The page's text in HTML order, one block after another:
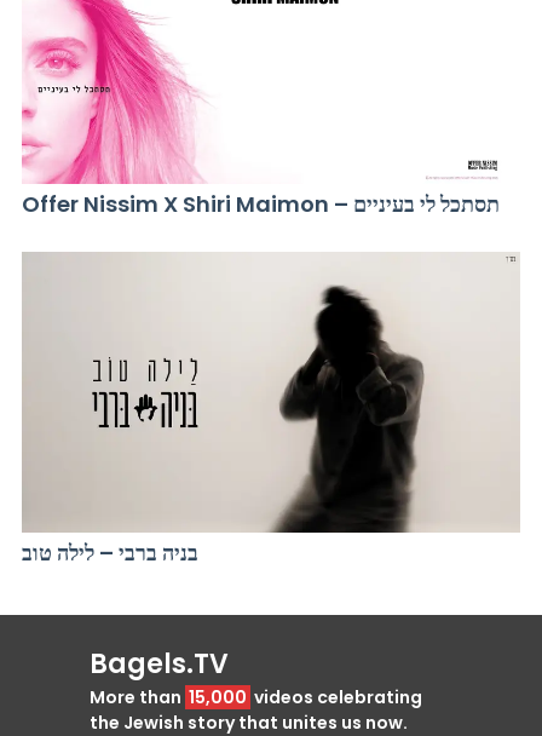
Offer Nissim X Shiri Maimon – תסתכל לי בעיניים
בניה ברבי – לילה טוב
Bagels.TV
More than 15,000 videos celebrating
the Jewish story that unites us now.